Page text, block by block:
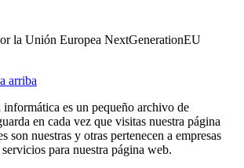
la Unión Europea NextGenerationEU
arriba
es un pequeño archivo de
en cada vez que visitas nuestra página
son nuestras y otras pertenecen a empresas
para nuestra página web.